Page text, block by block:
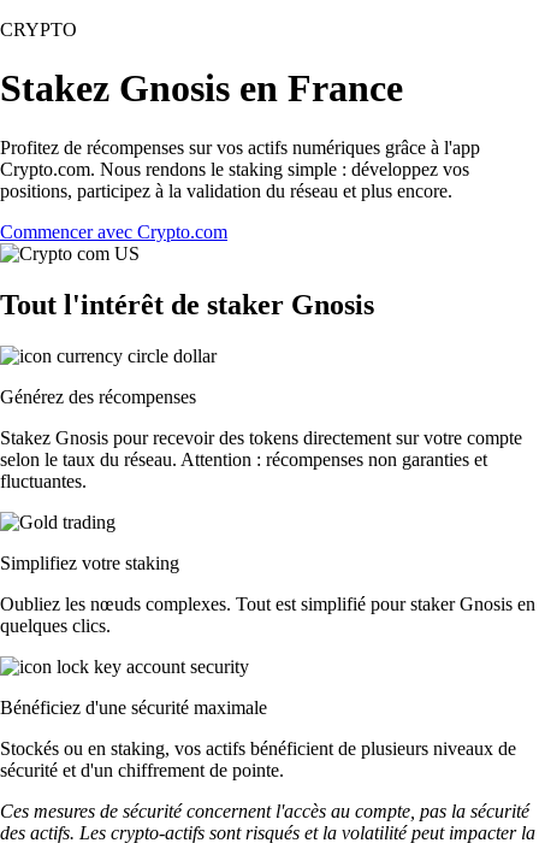
CRYPTO
Stakez Gnosis en France
Profitez de récompenses sur vos actifs numériques grâce à l'app
Crypto.com. Nous rendons le staking simple : développez vos
positions, participez à la validation du réseau et plus encore.
Commencer avec Crypto.com
Tout l'intérêt de staker Gnosis
Générez des récompenses
Stakez Gnosis pour recevoir des tokens directement sur votre compte
selon le taux du réseau. Attention : récompenses non garanties et
fluctuantes.
Simplifiez votre staking
Oubliez les nœuds complexes. Tout est simplifié pour staker Gnosis en
quelques clics.
Bénéficiez d'une sécurité maximale
Stockés ou en staking, vos actifs bénéficient de plusieurs niveaux de
sécurité et d'un chiffrement de pointe.
Ces mesures de sécurité concernent l'accès au compte, pas la sécurité
des actifs. Les crypto-actifs sont risqués et la volatilité peut impacter la